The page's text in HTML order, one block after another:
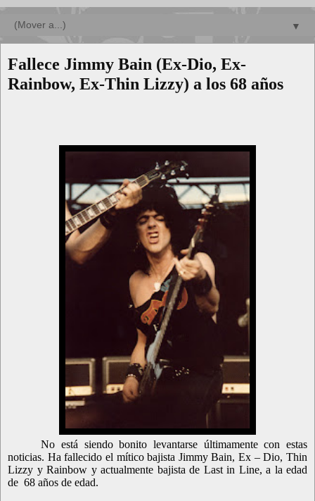
▼
Fallece Jimmy Bain (Ex-Dio, Ex-
Rainbow, Ex-Thin Lizzy) a los 68 años
No está siendo bonito levantarse últimamente con estas
noticias. Ha fallecido el mítico bajista Jimmy Bain, Ex – Dio, Thin
Lizzy y Rainbow y actualmente bajista de Last in Line, a la edad
de 68 años de edad.